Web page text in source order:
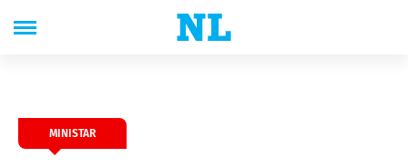
MINISTAR